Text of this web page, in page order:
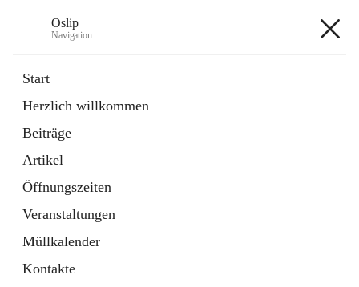
Oslip
Navigation
Start
Herzlich willkommen
Beiträge
Artikel
Öffnungszeiten
Veranstaltungen
Müllkalender
Kontakte
Externe Webseite
in
Tab
Bundeskanzleramt Österreich
Externe Webseite
öffnet
in
neuem
Tab